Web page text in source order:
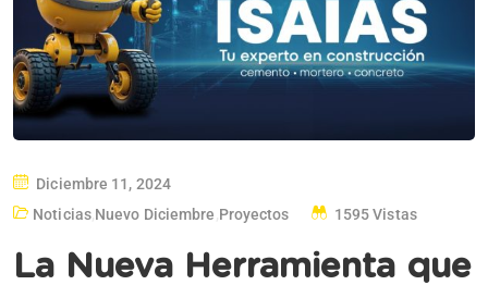
Diciembre 11, 2024
Noticias, Nuevo Diciembre Proyectos 1595 Vistas
La Nueva Herramienta que